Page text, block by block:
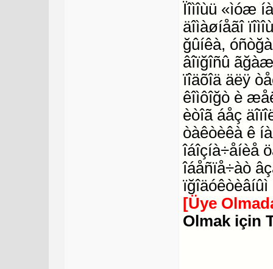
Ïîìîùü «ìóæ
äîìàøíåãî
ğûíêà,
âîïğîñû
ïîäõîä äëÿ
êîìôîğò è
èòîã áåç
òàêòèêà ê
îáîçíà÷åíèå
îáåñïå÷àò
[Üye
Olmak için